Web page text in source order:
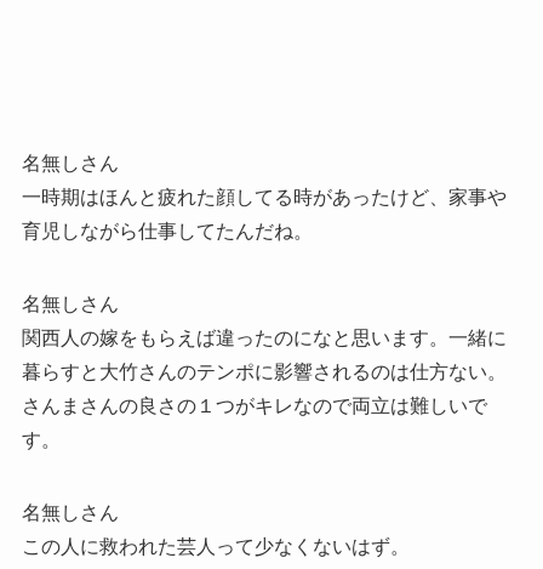
名無しさん
一時期はほんと疲れた顔してる時があったけど、家事や
育児しながら仕事してたんだね。
名無しさん
関西人の嫁をもらえば違ったのになと思います。一緒に
暮らすと大竹さんのテンポに影響されるのは仕方ない。
さんまさんの良さの１つがキレなので両立は難しいで
す。
名無しさん
この人に救われた芸人って少なくないはず。